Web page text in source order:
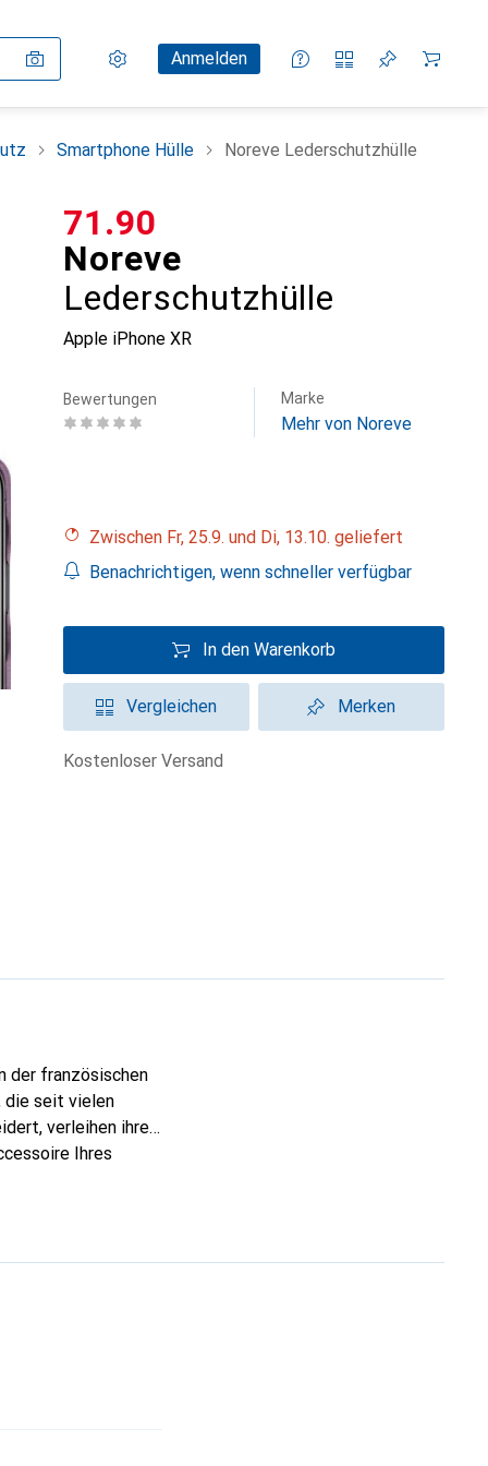
Einstellungen
KundenkontoAnmelden
Vergleichslisten
Merklisten
Warenkorb
Smartphone Hülle Noreve Lederschutzhülle
Noreve
Lederschutzhülle
Apple iPhone XR
CHF
71.90
Bewertungen Marke
Mehr von Noreve
Zwischen Fr, 25.9. und Di, 13.10. geliefert
Benachrichtigen, wenn schneller verfügbar
In den Warenkorb
Vergleichen Merken
kostenloser Versand
der französischen
die seit vielen
verleihen ihre
Ihres